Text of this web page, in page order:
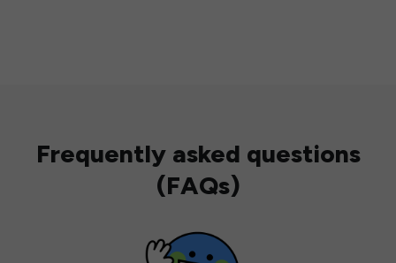
Frequently asked questions
(FAQs)